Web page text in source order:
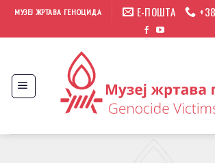
Прескочи
садржај
МУЗЕЈ ЖРТАВА ГЕНОЦИДА Е-ПОШТА